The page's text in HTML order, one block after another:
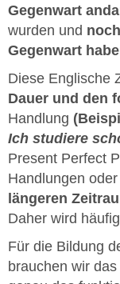
Gegenwart
wurden und
Gegenwart
Diese Englische
Dauer und den
Handlung
Ich studiere
Present Perfect
Handlungen
längeren
Daher wird
Für die Bildung
brauchen wir das